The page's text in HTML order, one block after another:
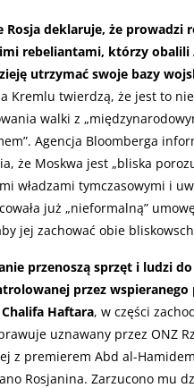
Rosja deklaruje, że prowadzi
rebeliantami, którzy obalili
utrzymać swoje bazy
Kremlu twierdzą, że jest to
walki z
Agencja Bloomberga
że Moskwa jest „bliska
władzami tymczasowymi i
już „nieformalną”
jej zachować obie
przenoszą sprzęt i ludzi
przez wspieranego
Chalifa Haftara, w części
uznawany przez ONZ
z premierem Abd al-
Rosjanina. Zarzucono mu